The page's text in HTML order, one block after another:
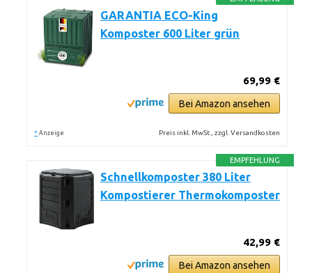
GARANTIA ECO-King
Komposter 600 Liter grün
69,99 €
Bei Amazon ansehen
* Anzeige Preis inkl. MwSt., zzgl. Versandkosten
EMPFEHLUNG
Schnellkomposter 380 Liter
Kompostierer Thermokomposter
42,99 €
Bei Amazon ansehen